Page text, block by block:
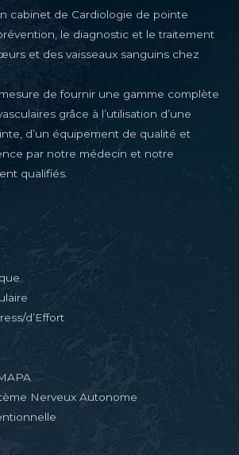
cabinet de Cardiologie de pointe
le diagnostic et le traitement
et des vaisseaux sanguins chez
de fournir une gamme complète
grâce à l’utilisation d’une
d’un équipement de qualité et
par notre médecin et notre
qualifiés.
d’Effort
Nerveux Autonome